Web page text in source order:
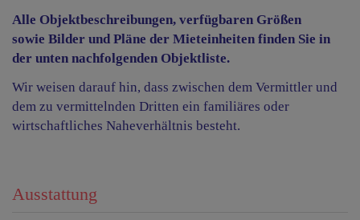
Alle Objektbeschreibungen, verfügbaren Größen
sowie Bilder und Pläne der Mieteinheiten finden Sie in
der unten nachfolgenden Objektliste.
Wir weisen darauf hin, dass zwischen dem Vermittler und
dem zu vermittelnden Dritten ein familiäres oder
wirtschaftliches Naheverhältnis besteht.
Ausstattung